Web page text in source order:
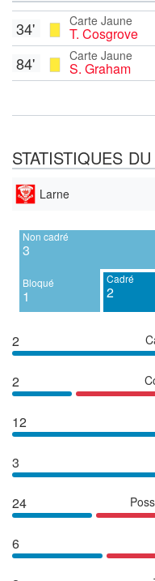
Carte Jaune
T. Cosgrove
34'
Carte Jaune
S. Graham
84'
STATISTIQUES
Larne
Non cadré
3
Bloqué
1
Cadré
2
2
2
12
3
24
6